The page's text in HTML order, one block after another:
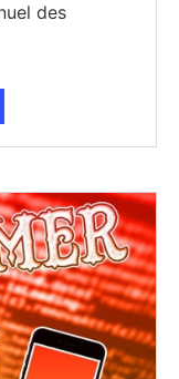
des